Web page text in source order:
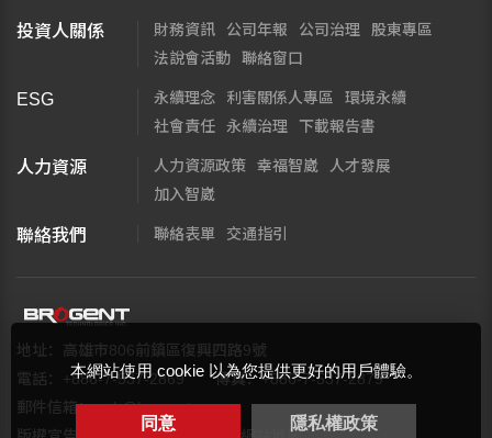
本網站使用 cookie 以為您提供更好的用戶體驗。
隱私權政策
同意
投資人關係 財務資訊 公司年報 公司治理
股東專區
法說會活動
聯絡窗口
ESG 永續理念 利害關係人專區
環境永續
社會責任
永續治理 下載報告書
人力資源 人力資源政策 幸福智崴
人才發展
加入智崴
聯絡我們 聯絡表單 交通指引
地址：高雄市806前鎮區復興四路9號
電話：+886-7-537-2869
傳真：+886-7-537-2879
郵件信箱：web@brogent.com